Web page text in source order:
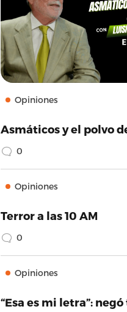
Opiniones
Asmáticos y el polvo
0
Opiniones
Terror a las 10 AM
0
Opiniones
“Esa es mi letra”: